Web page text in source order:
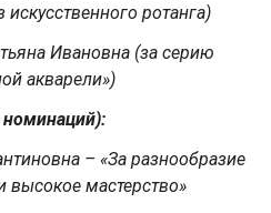
ротанга)
Ивановна (за серию
акварели»)
– «За разнообразие
высокое мастерство»